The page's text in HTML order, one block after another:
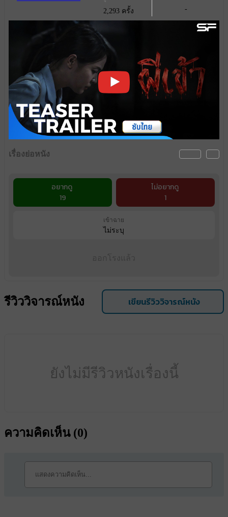
2,293 ครั้ง -
เรื่องย่อหนัง
อยากดู
19
ไม่อยากดู
1
เข้าฉาย
ไม่ระบุ
รีวิววิจารณ์หนัง เขียนรีวิววิจารณ์หนัง
ยังไม่มีรีวิวหนังเรื่องนี้
ความคิดเห็น (0)